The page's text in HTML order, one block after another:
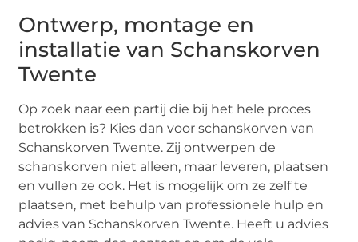
Ontwerp, montage en
installatie van Schanskorven
Twente
Op zoek naar een partij die bij het hele proces
betrokken is? Kies dan voor schanskorven van
Schanskorven Twente. Zij ontwerpen de
schanskorven niet alleen, maar leveren, plaatsen
en vullen ze ook. Het is mogelijk om ze zelf te
plaatsen, met behulp van professionele hulp en
advies van Schanskorven Twente. Heeft u advies